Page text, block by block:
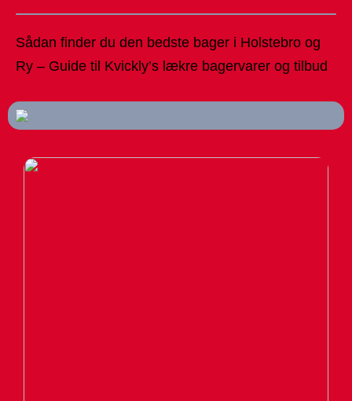
Sådan finder du den bedste bager i Holstebro og
Ry – Guide til Kvickly’s lækre bagervarer og tilbud